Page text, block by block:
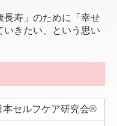
療機器）
）
長寿」のために「幸せ
いきたい、という思い
セルフケア研究会®